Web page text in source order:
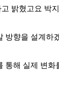
밝혔고요 박
방향을 설계하
통해 실제 변